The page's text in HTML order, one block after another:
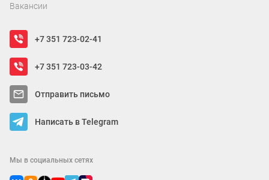
Вакансии
+7 351 723-02-41
+7 351 723-03-42
Отправить письмо
Написать в Telegram
Мы в социальных сетях